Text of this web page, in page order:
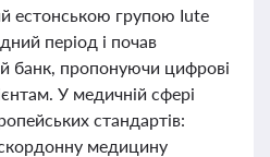
естонською групою Iute
період і почав
банк, пропонуючи цифрові
У медичній сфері
стандартів:
медицину